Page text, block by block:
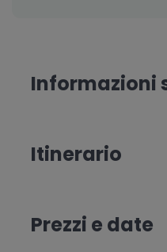
Informazioni
Itinerario
Prezzi e date